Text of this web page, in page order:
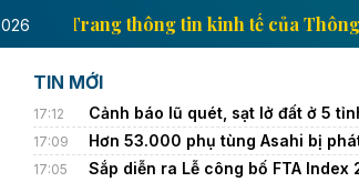
xã Việt Nam Trang thông tin kinh
TIN MỚI
17:12 Cảnh báo lũ quét, sạt lở đất ở 5
17:09 Hơn 53.000 phụ tùng Asahi bị
17:05 Sắp diễn ra Lễ công bố FTA Index